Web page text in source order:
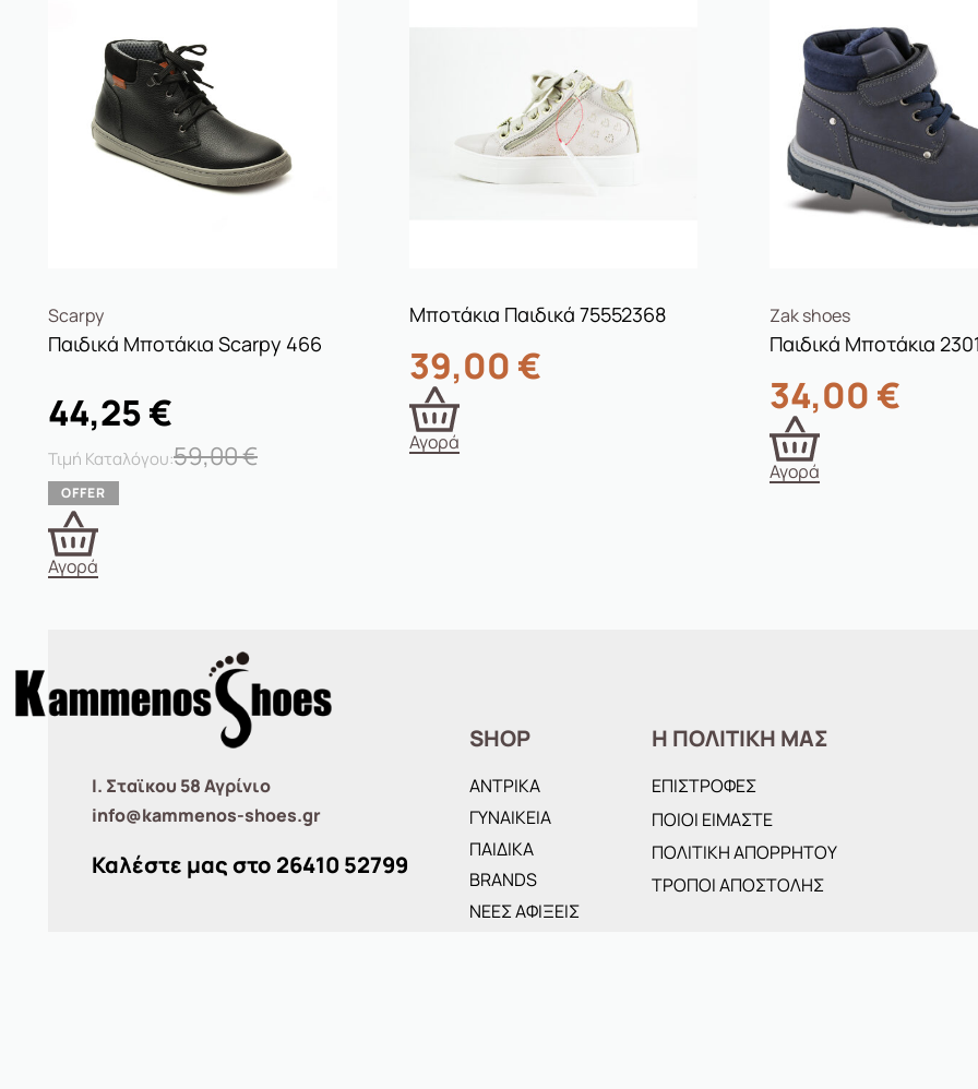
Scarpy
Παιδικά Μποτάκια Scarpy 466
59,00€
44,25€
Αγορά
Μποτάκια Παιδικά 75552368
39,00 €
Αγορά
Zak shoes
Παιδικά Μποτάκια
34,00 €
Αγορά
Ι. Σταϊκου 58 Αγρίνιο
info@kammenos-shoes.gr
Καλέστε μας στο 26410 52799
SHOP
ΑΝΤΡΙΚΑ
ΓΥΝΑΙΚΕΙΑ
ΠΑΙΔΙΚΑ
BRANDS
ΝΕΕΣ ΑΦΙΞΕΙΣ
Η ΠΟΛΙΤΙΚΗ ΜΑΣ
ΕΠΙΣΤΡΟΦΕΣ
ΠΟΙΟΙ ΕΙΜΑΣΤΕ
ΠΟΛΙΤΙΚΗ ΑΠΟΡΡΗΤΟΥ
ΤΡΟΠΟΙ ΑΠΟΣΤΟΛΗΣ